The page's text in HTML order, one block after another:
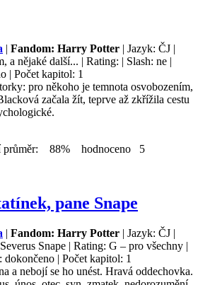
| Fandom: Harry Potter | Jazyk: ČJ |
a nějaké další... | Rating: | Slash: ne |
| Počet kapitol: 1
pro někoho je temnota osvobozením,
začala žít, teprve až zkřížila cestu
průměr: 88% hodnoceno 5
pane Snape
| Fandom: Harry Potter | Jazyk: ČJ |
Snape | Rating: G – pro všechny |
dokončeno | Počet kapitol: 1
a nebojí se ho unést. Hravá oddechovka.